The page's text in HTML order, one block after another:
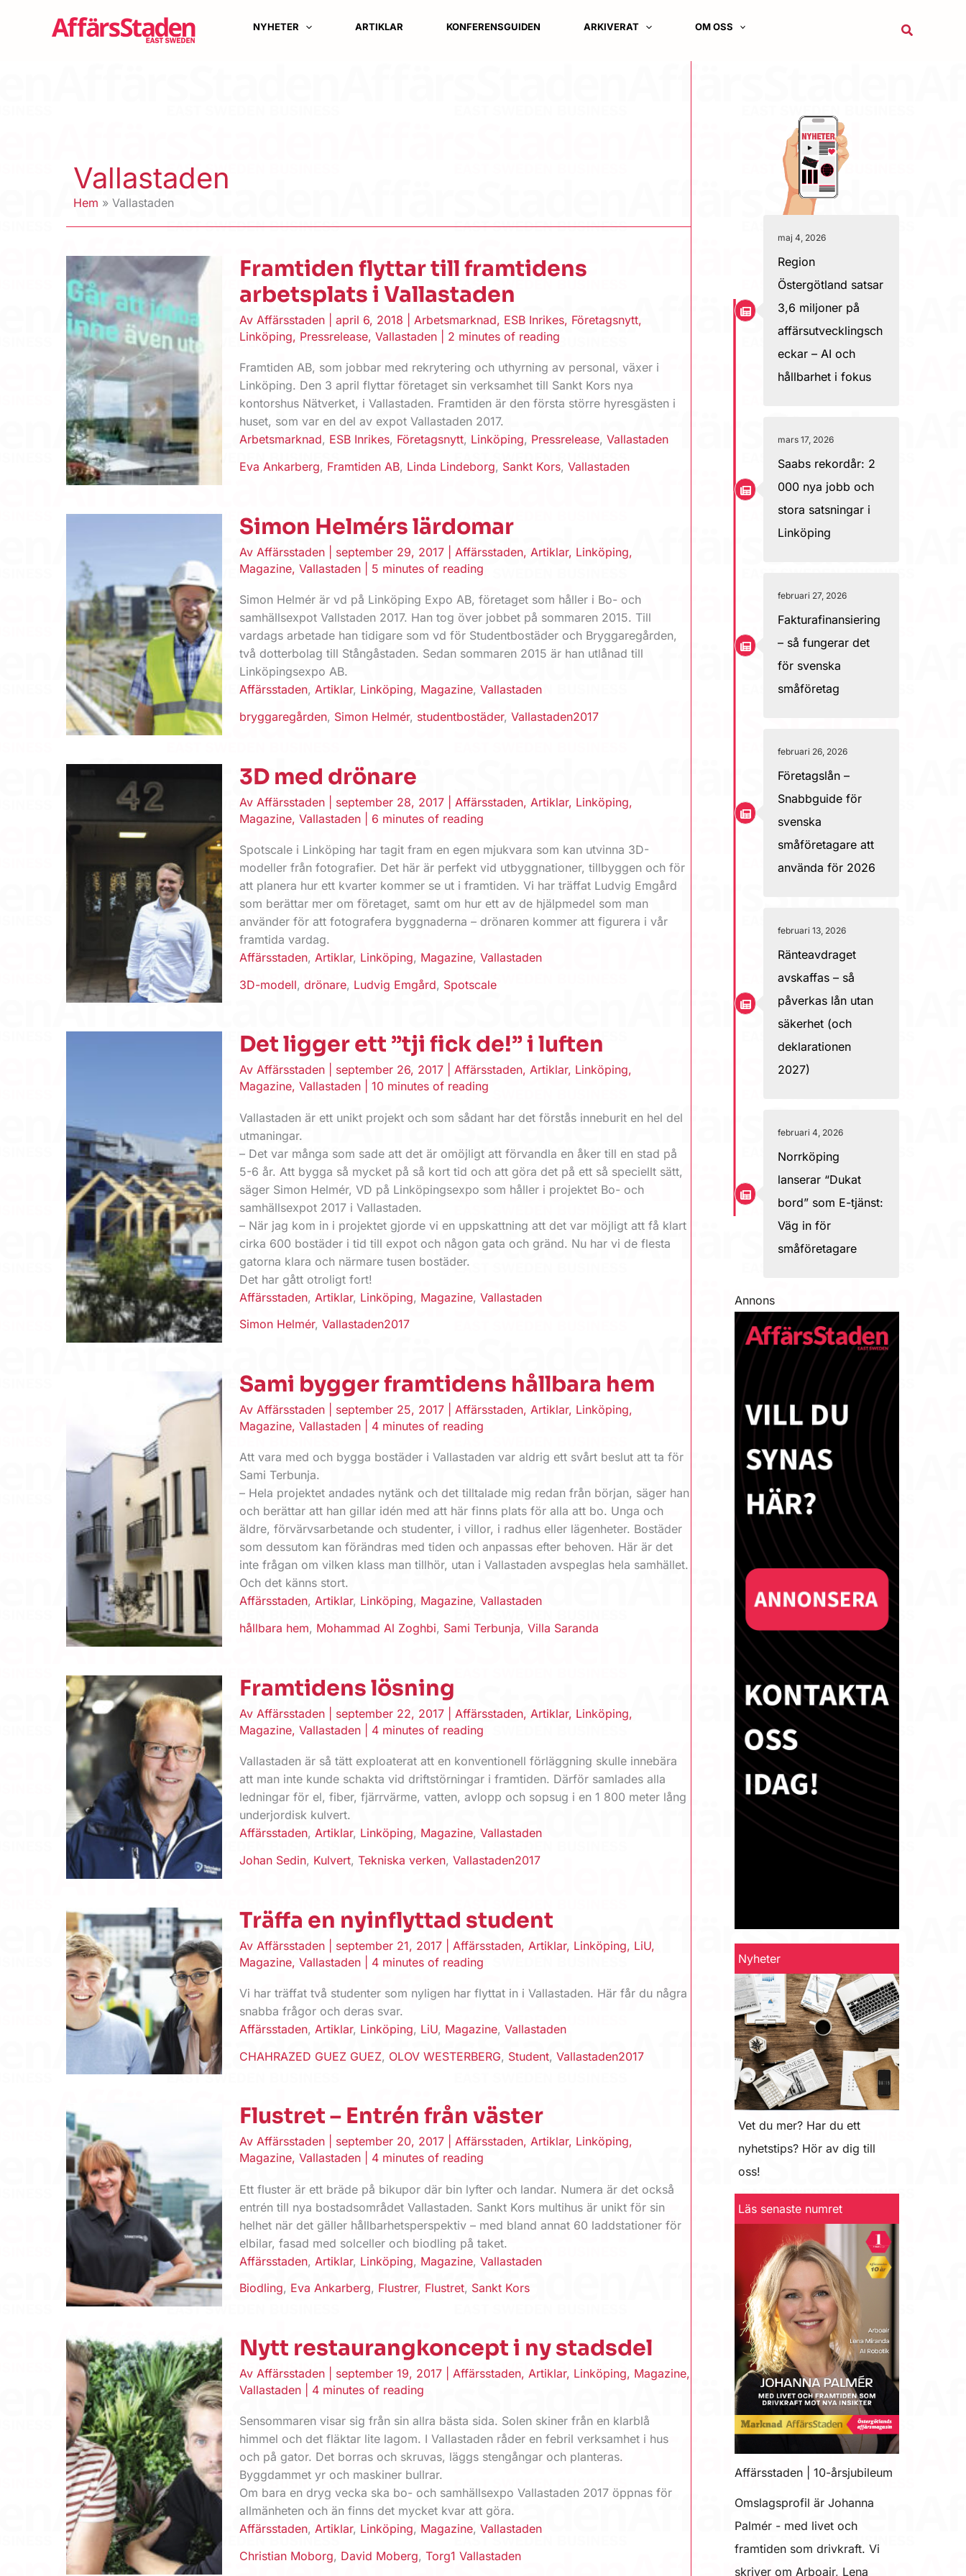
NYHETER ARTIKLAR KONFERENSGUIDEN ARKIVERAT OM OSS Sök
Vallastaden
Hem Vallastaden
Framtiden flyttar till framtidens
arbetsplats i Vallastaden
AvAffärsstaden |april 6, 2018 |Arbetsmarknad, ESB Inrikes, Företagsnytt,
Linköping, Pressrelease,Vallastaden 2 minutes of reading
Framtiden AB, som jobbar med rekrytering och uthyrning av personal, växer i
Linköping. Den 3 april flyttar företaget sin verksamhet till Sankt Kors nya
kontorshus Nätverket, i Vallastaden. Framtiden är den första större hyresgästen i
huset, som var en del av expot Vallastaden 2017.
Arbetsmarknad, ESB Inrikes, Företagsnytt, Linköping, Pressrelease,Vallastaden
Eva Ankarberg, Framtiden AB, Linda Lindeborg, Sankt Kors,Vallastaden
Simon Helmérs lärdomar
Av Affärsstaden september 29, 2017 Affärsstaden, Artiklar, Linköping,
Magazine,Vallastaden 5 minutes of reading
Simon Helmér är vd på Linköping Expo AB, företaget som håller i Bo- och
samhällsexpot Vallstaden 2017. Han tog över jobbet på sommaren 2015. Till
vardags arbetade han tidigare som vd för Studentbostäder och Bryggaregården,
två dotterbolag till Stångåstaden. Sedan sommaren 2015 är han utlånad till
Linköpingsexpo AB.
Affärsstaden, Artiklar, Linköping, Magazine,Vallastaden
bryggaregården, Simon Helmér, studentbostäder,Vallastaden2017
3D med drönare
Av Affärsstaden september 28, 2017 Affärsstaden, Artiklar, Linköping,
Magazine,Vallastaden 6 minutes of reading
Spotscale i Linköping har tagit fram en egen mjukvara som kan utvinna 3D-
modeller från fotografier. Det här är perfekt vid utbyggnationer, tillbyggen och för
att planera hur ett kvarter kommer se ut i framtiden. Vi har träffat Ludvig Emgård
som berättar mer om företaget, samt om hur ett av de hjälpmedel som man
använder för att fotografera byggnaderna – drönaren kommer att figurera i vår
framtida vardag.
Affärsstaden, Artiklar, Linköping, Magazine,Vallastaden
3D-modell,drönare, Ludvig Emgård, Spotscale
Det ligger ett ”tji fick de!” i luften
AvAffärsstaden september 26, 2017 |Affärsstaden,Artiklar, Linköping,
Magazine,Vallastaden |10 minutes of reading
Vallastaden är ett unikt projekt och som sådant har det förstås inneburit en hel del
utmaningar.
– Det var många som sade att det är omöjligt att förvandla en åker till en stad på
5-6 år. Att bygga så mycket på så kort tid och att göra det på ett så speciellt sätt,
säger Simon Helmér, VD på Linköpingsexpo som håller i projektet Bo- och
samhällsexpot 2017 i Vallastaden.
– När jag kom in i projektet gjorde vi en uppskattning att det var möjligt att få klart
cirka 600 bostäder i tid till expot och någon gata och gränd. Nu har vi de flesta
gatorna klara och närmare tusen bostäder.
Det har gått otroligt fort!
Affärsstaden, Artiklar, Linköping, Magazine,Vallastaden
Simon Helmér,Vallastaden2017
Sami bygger framtidens hållbara hem
AvAffärsstaden september 25, 2017 |Affärsstaden,Artiklar, Linköping,
Magazine,Vallastaden 4 minutes of reading
Att vara med och bygga bostäder i Vallastaden var aldrig ett svårt beslut att ta för
Sami Terbunja.
– Hela projektet andades nytänk och det tilltalade mig redan från början, säger han
och berättar att han gillar idén med att här finns plats för alla att bo. Unga och
äldre, förvärvsarbetande och studenter, i villor, i radhus eller lägenheter. Bostäder
som dessutom kan förändras med tiden och anpassas efter behoven. Här är det
inte frågan om vilken klass man tillhör, utan i Vallastaden avspeglas hela samhället.
Och det känns stort.
Affärsstaden,Artiklar, Linköping, Magazine,Vallastaden
hållbara hem, Mohammad Al Zoghbi, Sami Terbunja,Villa Saranda
Framtidens lösning
Av Affärsstaden september 22, 2017 Affärsstaden, Artiklar, Linköping,
Magazine,Vallastaden 4 minutes of reading
Vallastaden är så tätt exploaterat att en konventionell förläggning skulle innebära
att man inte kunde schakta vid driftstörningar i framtiden. Därför samlades alla
ledningar för el, fiber, fjärrvärme, vatten, avlopp och sopsug i en 1 800 meter lång
underjordisk kulvert.
Affärsstaden,Artiklar, Linköping, Magazine,Vallastaden
Johan Sedin, Kulvert,Tekniska verken,Vallastaden2017
Träffa en nyinflyttad student
Av Affärsstaden september 21, 2017 Affärsstaden, Artiklar, Linköping, LiU,
Magazine,Vallastaden 4 minutes of reading
Vi har träffat två studenter som nyligen har flyttat in i Vallastaden. Här får du några
snabba frågor och deras svar.
Affärsstaden, Artiklar, Linköping, LiU, Magazine,Vallastaden
CHAHRAZED GUEZ GUEZ, OLOV WESTERBERG, Student,Vallastaden2017
Flustret – Entrén från väster
AvAffärsstaden september 20, 2017 |Affärsstaden,Artiklar, Linköping,
Magazine,Vallastaden 4 minutes of reading
Ett fluster är ett bräde på bikupor där bin lyfter och landar. Numera är det också
entrén till nya bostadsområdet Vallastaden. Sankt Kors multihus är unikt för sin
helhet när det gäller hållbarhetsperspektiv – med bland annat 60 laddstationer för
elbilar, fasad med solceller och biodling på taket.
Affärsstaden, Artiklar, Linköping, Magazine,Vallastaden
Biodling, Eva Ankarberg, Flustrer, Flustret, Sankt Kors
Nytt restaurangkoncept i ny stadsdel
AvAffärsstaden september 19, 2017 |Affärsstaden,Artiklar, Linköping, Magazine,
Vallastaden
4 minutes of reading
Sensommaren visar sig från sin allra bästa sida. Solen skiner från en klarblå
himmel och det fläktar lite lagom. I Vallastaden råder en febril verksamhet i hus
och på gator. Det borras och skruvas, läggs stengångar och planteras.
Byggdammet yr och maskiner bullrar.
Om bara en dryg vecka ska bo- och samhällsexpo Vallastaden 2017 öppnas för
allmänheten och än finns det mycket kvar att göra.
Affärsstaden,Artiklar, Linköping, Magazine,Vallastaden
Christian Moborg, David Moberg,Torg1 Vallastaden
maj 4, 2026
Region
Östergötland satsar
3,6 miljoner på
affärsutvecklingsch
eckar – AI och
hållbarhet i fokus
mars 17, 2026
Saabs rekordår: 2
000 nya jobb och
stora satsningar i
Linköping
februari 27, 2026
Fakturafinansiering
– så fungerar det
för svenska
småföretag
februari 26, 2026
Företagslån –
Snabbguide för
svenska
småföretagare att
använda för 2026
februari 13, 2026
Ränteavdraget
avskaffas – så
påverkas lån utan
säkerhet (och
deklarationen
2027)
februari 4, 2026
Norrköping
lanserar “Dukat
bord” som E-tjänst:
Väg in för
småföretagare
Annons
Nyheter
Vet du mer? Har du ett
nyhetstips? Hör av dig till
oss!
Läs senaste numret
Affärsstaden | 10-årsjubileum
Omslagsprofil är Johanna
Palmér - med livet och
framtiden som drivkraft. Vi
skriver om Arboair, Lena